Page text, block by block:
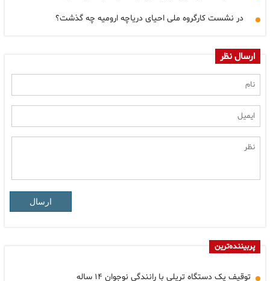
در نشست کارگروه ملی احیای دریاچه ارومیه چه گذشت؟
ارسال نظر
ارسال
پربیننده‌ترین
توقیف یک دستگاه تریلی با رانندگی نوجوان ۱۴ ساله